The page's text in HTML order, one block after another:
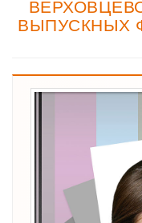
ВЫПУСКНЫХ